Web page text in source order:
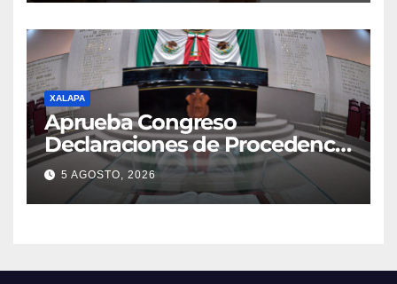
XALAPA
Aprueba Congreso
Declaraciones de Procedencia
en contra de dos munícipes
5 AGOSTO, 2026